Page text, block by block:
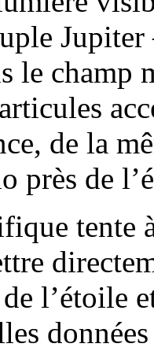
le champ
de la
près de
tente
l’étoile